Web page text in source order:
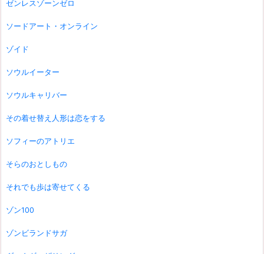
ゼンレスゾーンゼロ
ソードアート・オンライン
ゾイド
ソウルイーター
ソウルキャリバー
その着せ替え人形は恋をする
ソフィーのアトリエ
そらのおとしもの
それでも歩は寄せてくる
ゾン100
ゾンビランドサガ